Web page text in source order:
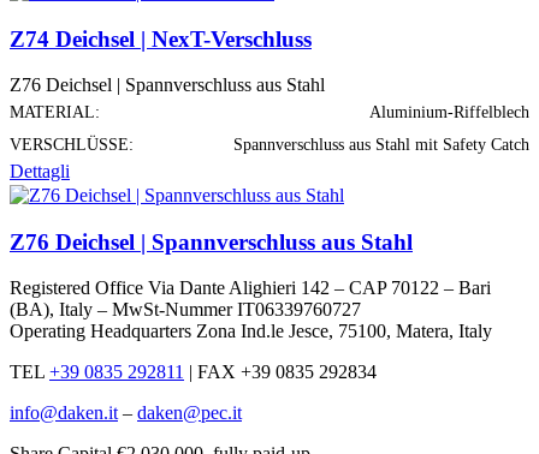
Z74 Deichsel | NexT-Verschluss
Z76 Deichsel | Spannverschluss aus Stahl
MATERIAL:
Aluminium-Riffelblech
VERSCHLÜSSE:
Spannverschluss aus Stahl mit Safety Catch
Dettagli
Z76 Deichsel | Spannverschluss aus Stahl
Registered Office Via Dante Alighieri 142 – CAP 70122 – Bari
(BA), Italy – MwSt-Nummer IT06339760727
Operating Headquarters Zona Ind.le Jesce, 75100, Matera, Italy
TEL +39 0835 292811 | FAX +39 0835 292834
info@daken.it – daken@pec.it